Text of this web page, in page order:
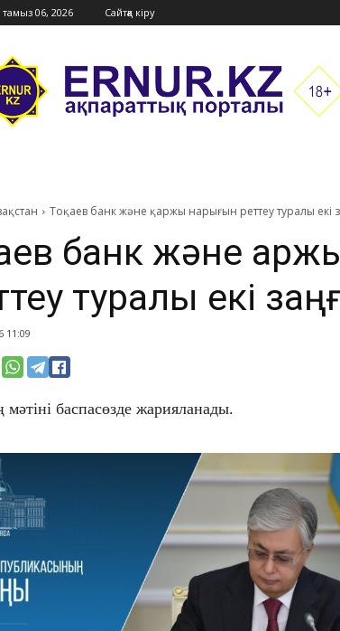
06, 2026 Сайтқа кіру
Ernur
Тоқаев банк және қаржы нарығын реттеу туралы екі
банк және
туралы екі
11:09
баспасөзде жарияланады.